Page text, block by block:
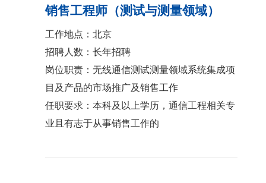
销售工程师（测试与测量领域）
工作地点：北京
招聘人数：长年招聘
岗位职责：无线通信测试测量领域系统集成项
目及产品的市场推广及销售工作
任职要求：本科及以上学历，通信工程相关专
业且有志于从事销售工作的